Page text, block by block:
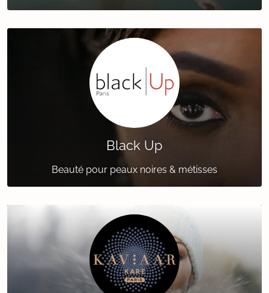
Black Up
Beauté pour peaux noires & métisses